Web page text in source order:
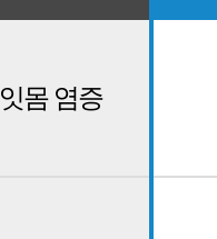
잇몸 염증